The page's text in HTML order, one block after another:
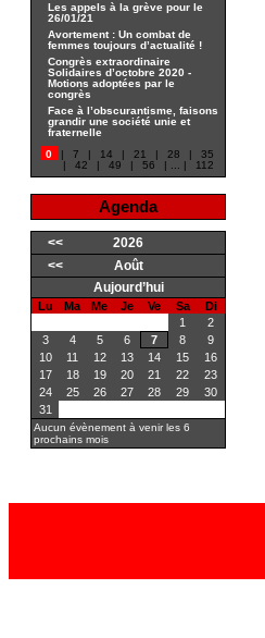
Les appels à la grève pour le
26/01/21
Avortement : Un combat de
femmes toujours d’actualité !
Congrès extraordinaire
Solidaires d’octobre 2020 -
Motions adoptées par le
congrès
Face à l’obscurantisme, faisons
grandir une société unie et
fraternelle
0
| 7 | 14 | 21 | 28 |
35
|
42 | 49 | 56 | | 112
Agenda
<<
2026
<<
Août
Aujourd’hui
Lu Ma Me Je Ve Sa
Di
1
2
3
4 5 6 7 8
9
10
11 12 13 14 15
16
17
18 19 20 21 22
23
24
25 26 27 28 29
30
31
Aucun évènement à venir les 6
prochains mois